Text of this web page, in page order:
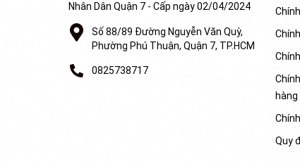
Nhân Dân Quận 7 - Cấp ngày 02/04/2024
Số 88/89 Đường Nguyễn Văn Quỳ,
Phường Phú Thuận, Quận 7, TP.HCM
0825738717
hàng
Quy